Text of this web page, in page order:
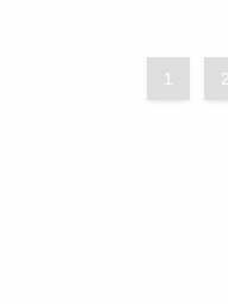
1 2